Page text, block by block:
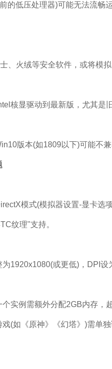
的低压处理器)可能无法流畅运
、火绒等安全软件，或将模拟
核显驱动到最新版，尤其是
版本(如1809以下)可能不
模式(模拟器设置-显卡选项
纹理"支持。
1920x1080(或更低)，DPI设
实例需额外分配2GB内存，
(如《原神》《幻塔》)需单